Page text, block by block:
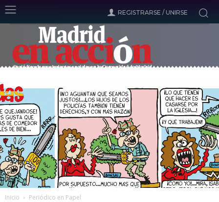
REGISTRARSE / UNIRSE
Inicio Periódico en Papel